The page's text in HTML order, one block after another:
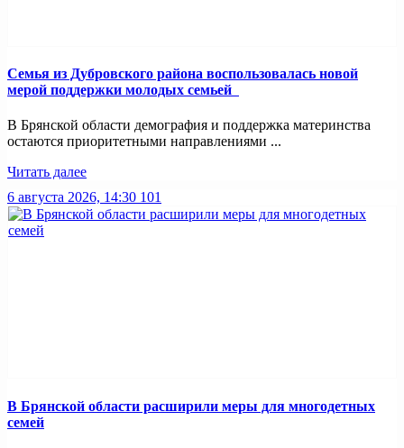
Семья из Дубровского района воспользовалась новой
мерой поддержки молодых семьей
В Брянской области демография и поддержка материнства
остаются приоритетными направлениями ...
Читать далее
6 августа 2026, 14:30 101
В Брянской области расширили меры для многодетных
семей